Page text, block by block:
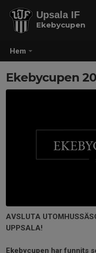
Hem
Upsala IF
Ekebycupen
Ekebycupen
AVSLUTA
UPPSALA!
Ekebycupen har funnits